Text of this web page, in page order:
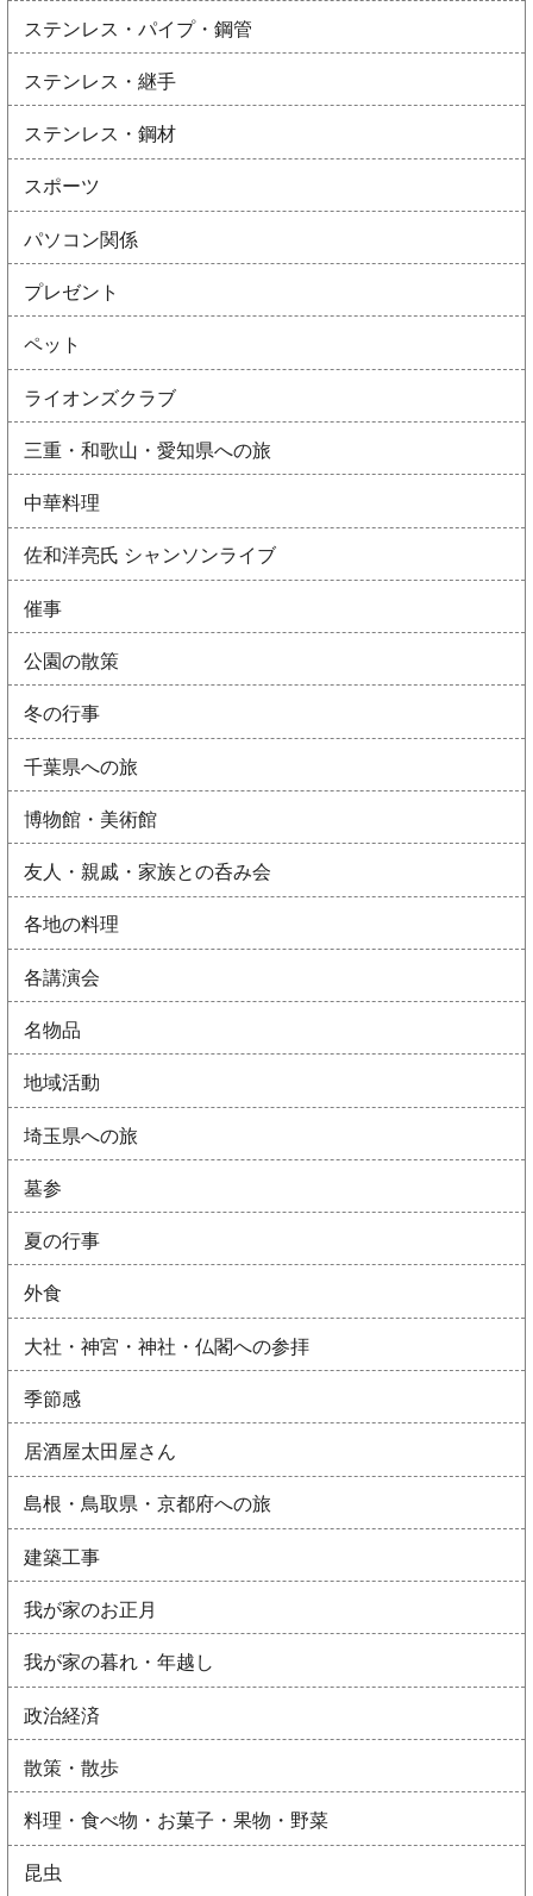
ステンレス・パイプ・鋼管
ステンレス・継手
ステンレス・鋼材
スポーツ
パソコン関係
プレゼント
ペット
ライオンズクラブ
三重・和歌山・愛知県への旅
中華料理
佐和洋亮氏 シャンソンライブ
催事
公園の散策
冬の行事
千葉県への旅
博物館・美術館
友人・親戚・家族との呑み会
各地の料理
各講演会
名物品
地域活動
埼玉県への旅
墓参
夏の行事
外食
大社・神宮・神社・仏閣への参拝
季節感
居酒屋太田屋さん
島根・鳥取県・京都府への旅
建築工事
我が家のお正月
我が家の暮れ・年越し
政治経済
散策・散歩
料理・食べ物・お菓子・果物・野菜
昆虫